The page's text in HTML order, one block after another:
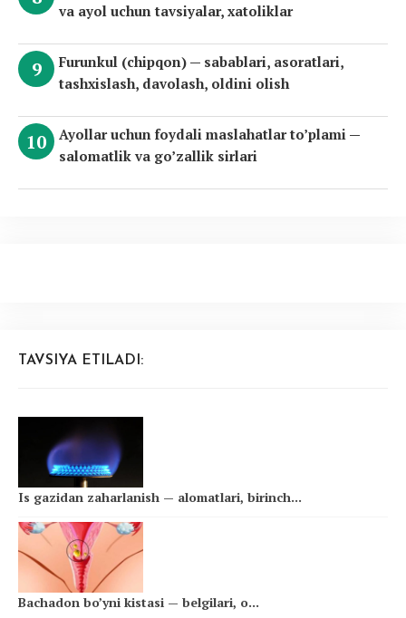
va ayol uchun tavsiyalar, xatoliklar
Furunkul (chipqon) — sabablari, asoratlari,
tashxislash, davolash, oldini olish
Ayollar uchun foydali maslahatlar to’plami —
salomatlik va go’zallik sirlari
TAVSIYA ETILADI:
Is gazidan zaharlanish — alomatlari, birinch...
Bachadon bo’yni kistasi — belgilari, o...